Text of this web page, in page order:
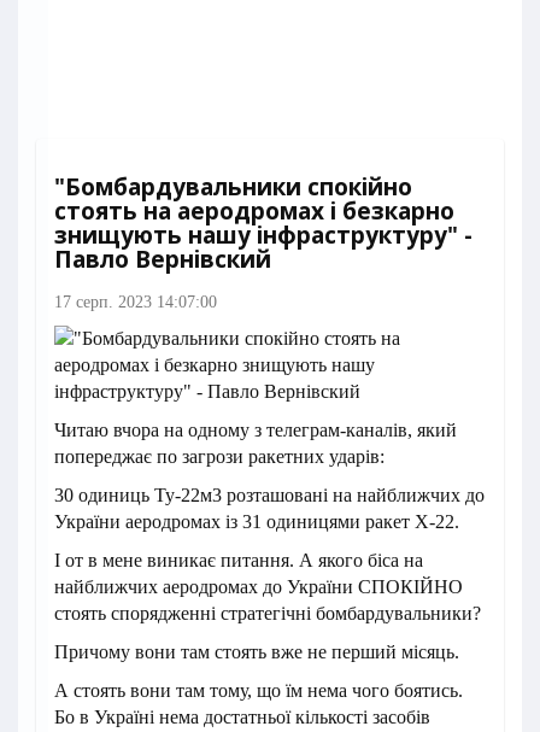
"Бомбардувальники спокійно
стоять на аеродромах і безкарно
знищують нашу інфраструктуру" -
Павло Вернівский
17 серп. 2023 14:07:00
Читаю вчора на одному з телеграм-каналів, який
попереджає по загрози ракетних ударів:
30 одиниць Ту-22м3 розташовані на найближчих до
України аеродромах із 31 одиницями ракет Х-22.
І от в мене виникає питання. А якого біса на
найближчих аеродромах до України СПОКІЙНО
стоять спорядженні стратегічні бомбардувальники?
Причому вони там стоять вже не перший місяць.
А стоять вони там тому, що їм нема чого боятись.
Бо в Україні нема достатньої кількості засобів